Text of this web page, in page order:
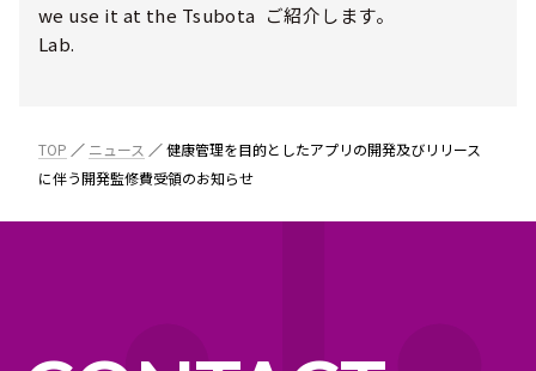
we use it at the Tsubota
Lab.
ご紹介します。
TOP ニュース
健康管理を目的としたアプリの開発及びリリース
に伴う開発監修費受領のお知らせ